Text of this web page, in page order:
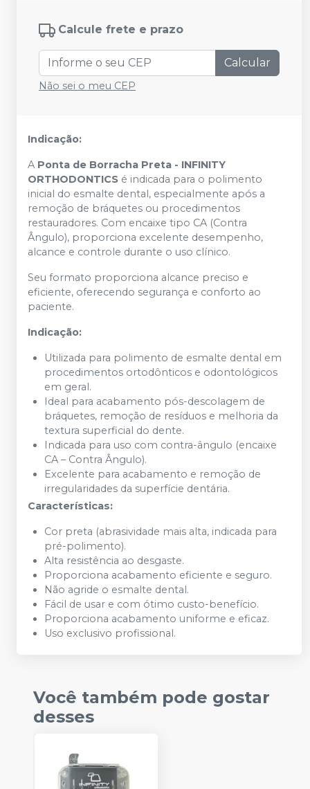
Calcule frete e prazo
Calcular
Não sei o meu CEP
Indicação:
A Ponta de Borracha Preta - INFINITY
ORTHODONTICS é indicada para o polimento
inicial do esmalte dental, especialmente após a
remoção de bráquetes ou procedimentos
restauradores. Com encaixe tipo CA (Contra
Ângulo), proporciona excelente desempenho,
alcance e controle durante o uso clínico.
Seu formato proporciona alcance preciso e
eficiente, oferecendo segurança e conforto ao
paciente.
Indicação:
Utilizada para polimento de esmalte dental em
procedimentos ortodônticos e odontológicos
em geral.
Ideal para acabamento pós-descolagem de
bráquetes, remoção de resíduos e melhoria da
textura superficial do dente.
Indicada para uso com contra-ângulo (encaixe
CA – Contra Ângulo).
Excelente para acabamento e remoção de
irregularidades da superfície dentária.
Características:
Cor preta (abrasividade mais alta, indicada para
pré-polimento).
Alta resistência ao desgaste.
Proporciona acabamento eficiente e seguro.
Não agride o esmalte dental.
Fácil de usar e com ótimo custo-benefício.
Proporciona acabamento uniforme e eficaz.
Uso exclusivo profissional.
Você também pode gostar
desses